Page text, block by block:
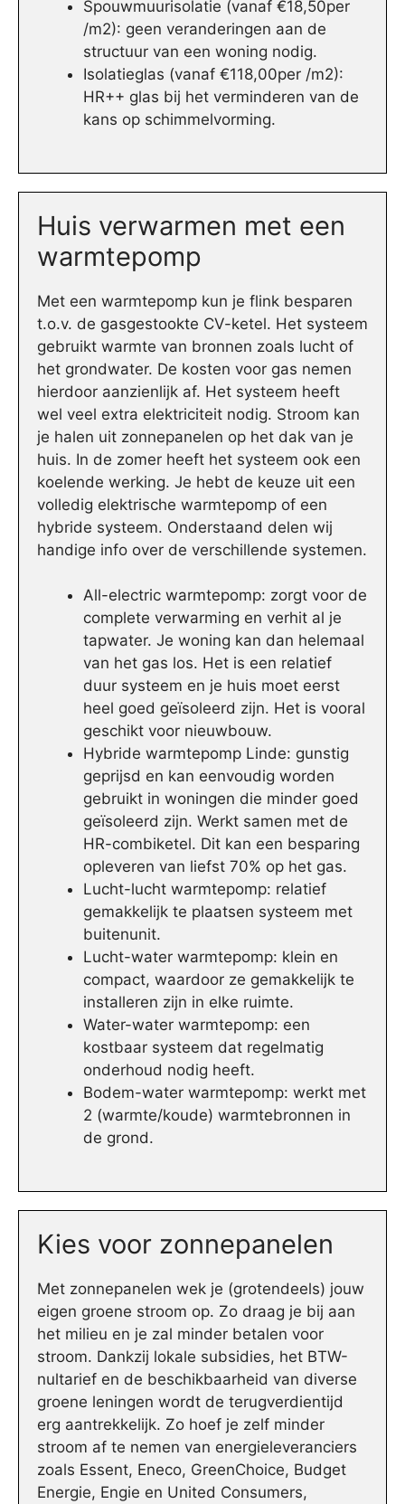
Spouwmuurisolatie (vanaf €18,50per
/m2): geen veranderingen aan de
structuur van een woning nodig.
Isolatieglas (vanaf €118,00per /m2):
HR++ glas bij het verminderen van de
kans op schimmelvorming.
Huis verwarmen met een
warmtepomp
Met een warmtepomp kun je flink besparen
t.o.v. de gasgestookte CV-ketel. Het systeem
gebruikt warmte van bronnen zoals lucht of
het grondwater. De kosten voor gas nemen
hierdoor aanzienlijk af. Het systeem heeft
wel veel extra elektriciteit nodig. Stroom kan
je halen uit zonnepanelen op het dak van je
huis. In de zomer heeft het systeem ook een
koelende werking. Je hebt de keuze uit een
volledig elektrische warmtepomp of een
hybride systeem. Onderstaand delen wij
handige info over de verschillende systemen.
All-electric warmtepomp: zorgt voor de
complete verwarming en verhit al je
tapwater. Je woning kan dan helemaal
van het gas los. Het is een relatief
duur systeem en je huis moet eerst
heel goed geïsoleerd zijn. Het is vooral
geschikt voor nieuwbouw.
Hybride warmtepomp Linde: gunstig
geprijsd en kan eenvoudig worden
gebruikt in woningen die minder goed
geïsoleerd zijn. Werkt samen met de
HR-combiketel. Dit kan een besparing
opleveren van liefst 70% op het gas.
Lucht-lucht warmtepomp: relatief
gemakkelijk te plaatsen systeem met
buitenunit.
Lucht-water warmtepomp: klein en
compact, waardoor ze gemakkelijk te
installeren zijn in elke ruimte.
Water-water warmtepomp: een
kostbaar systeem dat regelmatig
onderhoud nodig heeft.
Bodem-water warmtepomp: werkt met
2 (warmte/koude) warmtebronnen in
de grond.
Kies voor zonnepanelen
Met zonnepanelen wek je (grotendeels) jouw
eigen groene stroom op. Zo draag je bij aan
het milieu en je zal minder betalen voor
stroom. Dankzij lokale subsidies, het BTW-
nultarief en de beschikbaarheid van diverse
groene leningen wordt de terugverdientijd
erg aantrekkelijk. Zo hoef je zelf minder
stroom af te nemen van energieleveranciers
zoals Essent, Eneco, GreenChoice, Budget
Energie, Engie en United Consumers,